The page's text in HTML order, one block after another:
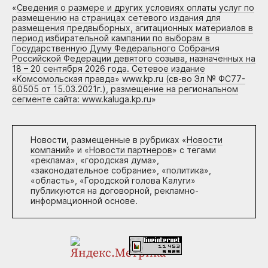
«Сведения о размере и других условиях оплаты услуг по
размещению на страницах сетевого издания для
размещения предвыборных, агитационных материалов в
период избирательной кампании по выборам в
Государственную Думу Федерального Собрания
Российской Федерации девятого созыва, назначенных на
18 – 20 сентября 2026 года. Сетевое издание
«Комсомольская правда» www.kp.ru (св-во Эл № ФС77-
80505 от 15.03.2021г.), размещение на региональном
сегменте сайта: www.kaluga.kp.ru»
Новости, размещенные в рубриках «Новости
компаний» и «Новости партнеров» с тегами
«реклама», «городская дума»,
«законодательное собрание», «политика»,
«область», «Городской голова Калуги»
публикуются на договорной, рекламно-
информационной основе.